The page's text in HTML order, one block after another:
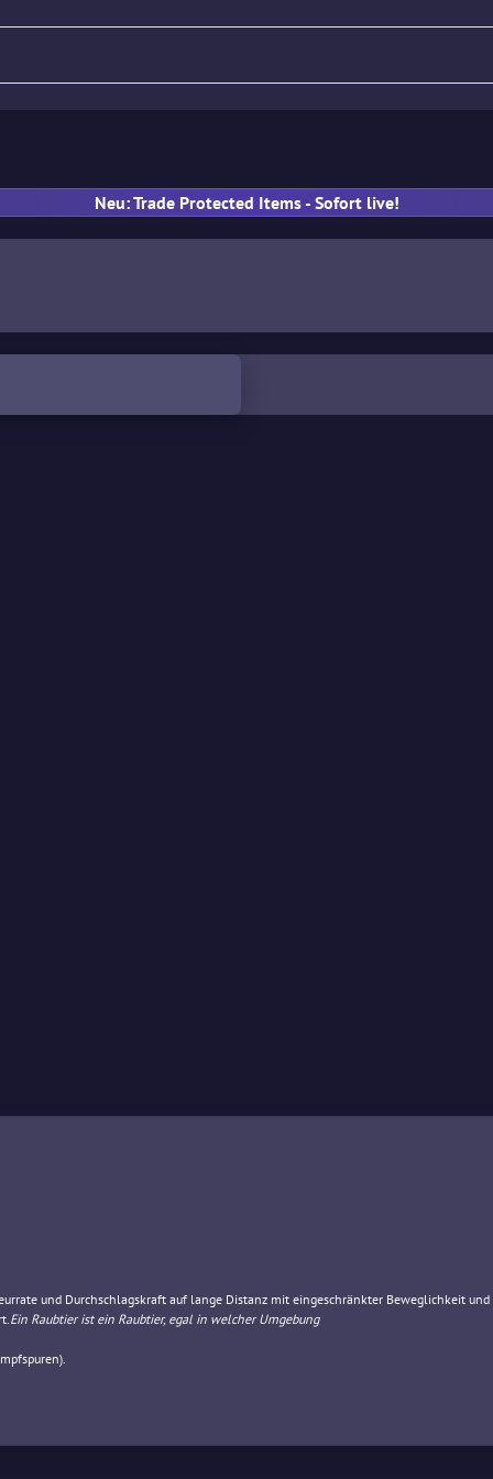
Neu: Trade Protected Items - Sofort live!
und Durchschlagskraft auf lange Distanz mit eingeschränkter Beweglichkeit
Ein Raubtier ist ein Raubtier, egal in welcher Umgebung